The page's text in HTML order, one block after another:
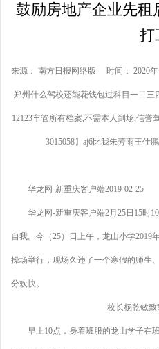
鼓励房地产企业先租
打
来源： 南方日报网络版 时间： 2020年
郑州什么驾校还能花钱包过科目一二三
12123车管所有档案,不需本人到场,信
3015058】aj6比我朱芳雨王仕
华龙网-新重庆客户端2019-02-25
华龙网-新重庆客户端2月25日15时
自我。今（25）日上午，龙山小学2019
操场举行，现场久违了一个寒假的师生
分欢快。
校长杨乾敏
早上10点，身着班服的龙山学子在